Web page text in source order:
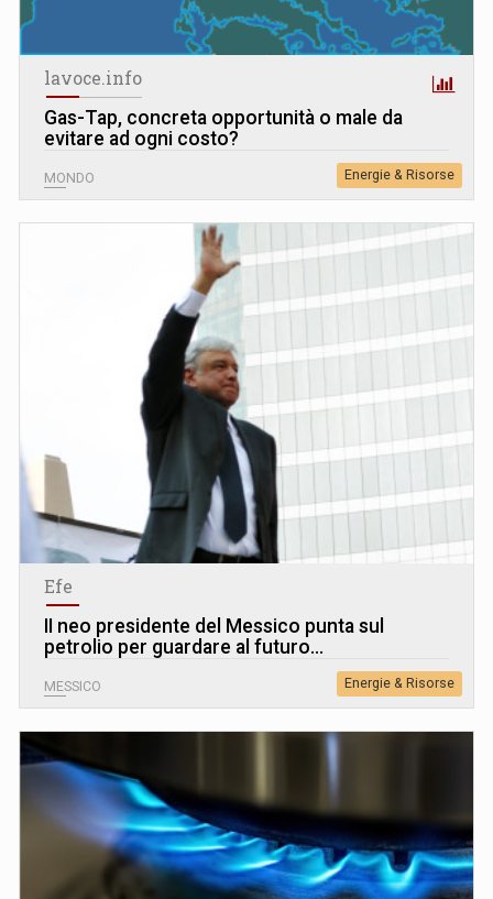
lavoce.info
Gas-Tap, concreta opportunità o male da
evitare ad ogni costo?
MONDO Energie & Risorse
Efe
II neo presidente del Messico punta sul
petrolio per guardare al futuro...
MESSICO Energie & Risorse